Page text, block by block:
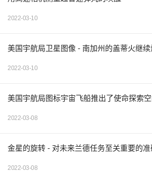
2022-03-10
美国宇航局卫星图像 - 南加州的盖蒂火继续
2022-03-10
美国宇航局图标宇宙飞船推出了使命探索
2022-03-08
金星的旋转 - 对未来兰德任务至关重要的准
2022-03-08